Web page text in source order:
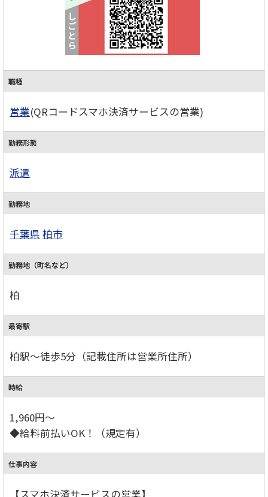
職種
営業(QRコードスマホ決済サービスの営業)
勤務形態
派遣
勤務地
千葉県 柏市
勤務地（町名など）
柏
最寄駅
柏駅～徒歩5分（記載住所は営業所住所）
時給
1,960円～
◆給料前払いOK！（規定有）
仕事内容
【スマホ決済サービスの営業】